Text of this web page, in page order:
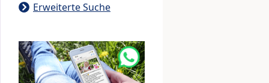
Erweiterte Suche